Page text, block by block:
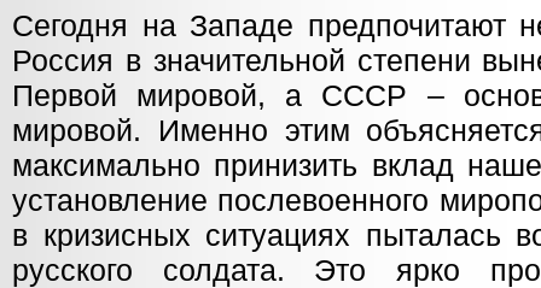
Сегодня на Западе предпочитают
Россия в значительной степени
Первой мировой, а СССР –
мировой. Именно этим
максимально принизить вклад
установление послевоенного
в кризисных ситуациях пыталась
русского солдата. Это ярко